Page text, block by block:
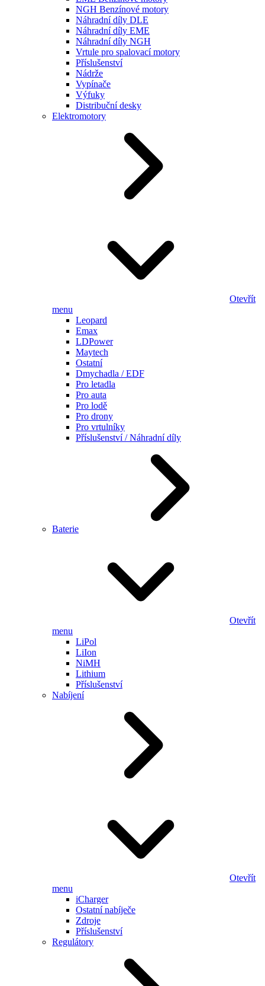
NGH Benzínové motory
Náhradní díly DLE
Náhradní díly EME
Náhradní díly NGH
Vrtule pro spalovací motory
Příslušenství
Nádrže
Vypínače
Výfuky
Distribuční desky
Elektromotory
Otevřít
menu
Leopard
Emax
LDPower
Maytech
Ostatní
Dmychadla / EDF
Pro letadla
Pro auta
Pro lodě
Pro drony
Pro vrtulníky
Příslušenství / Náhradní díly
Baterie
Otevřít
menu
LiPol
LiIon
NiMH
Lithium
Příslušenství
Nabíjení
Otevřít
menu
iCharger
Ostatní nabíječe
Zdroje
Příslušenství
Regulátory